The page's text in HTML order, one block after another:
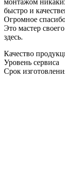
быстро и
Огромное
Это мастер
здесь.
Качество
Уровень сервиса
Срок